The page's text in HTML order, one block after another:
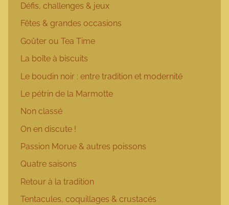
Défis, challenges & jeux
Fêtes & grandes occasions
Goûter ou Tea Time
La boîte à biscuits
Le boudin noir : entre tradition et modernité
Le pétrin de la Marmotte
Non classé
On en discute !
Passion Morue & autres poissons
Quatre saisons
Retour à la tradition
Tentacules, coquillages & crustacés